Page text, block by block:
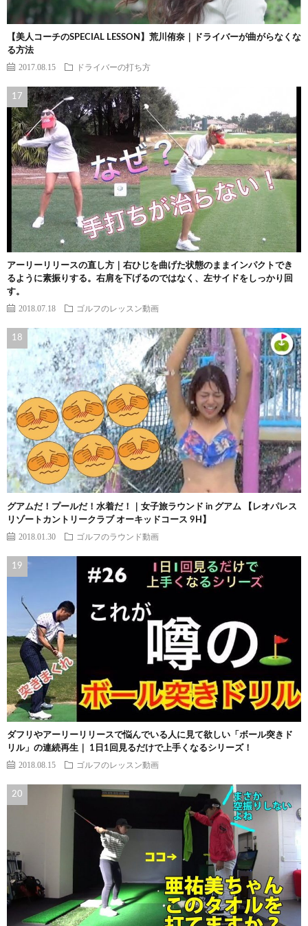
【美人コーチのSPECIAL LESSON】荒川侑奈｜ドライバーが曲がらなくな
る方法
2017.08.15 ドライバーの打ち方
アーリーリリースの直し方｜右ひじを曲げた状態のままインパクトでき
るように素振りする。右肩を下げるのではなく、左サイドをしっかり回
す。
2018.07.18 ゴルフのレッスン動画
グアムだ！プールだ！水着だ！｜女子旅ラウンド in グアム 【レオパレス
リゾートカントリークラブ オーキッドコース 9H】
2018.01.30 ゴルフのラウンド動画
ダフリやアーリーリリースで悩んでいる人に見て欲しい「ボール突きド
リル」の連続再生｜ 1日1回見るだけで上手くなるシリーズ！
2018.08.15 ゴルフのレッスン動画